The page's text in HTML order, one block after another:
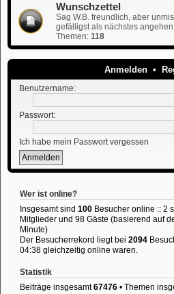
Wunschzettel
Sag W.B. freundlich, aber
gefälligst als nächstes
Themen: 118
Anmelden•
Benutzername:
Passwort:
Ich habe mein Passwort vergessen
Wer ist online?
Insgesamt sind 100 Besucher online :: 2
Mitglieder und 98 Gäste (basierend auf
Minute)
Der Besucherrekord liegt bei 2094
04:38 gleichzeitig online waren.
Statistik
Beiträge insgesamt67476 • Themen